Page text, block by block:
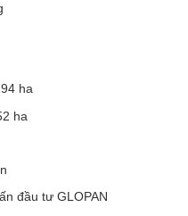
ha
ha
đầu tư GLOPAN